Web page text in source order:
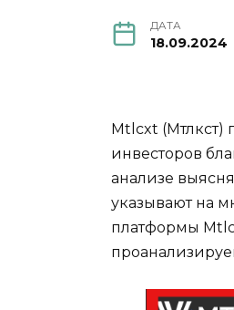
ДАТА
18.09.2024
Mtlcxt (Мтлкст)
инвесторов
анализе
указывают на
платформы